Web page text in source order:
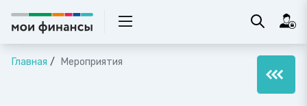
Главная Мероприятия